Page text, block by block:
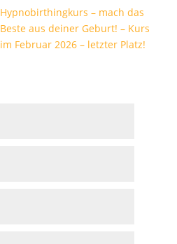
Hypnobirthingkurs – mach das
Beste aus deiner Geburt! – Kurs
im Februar 2026 – letzter Platz!